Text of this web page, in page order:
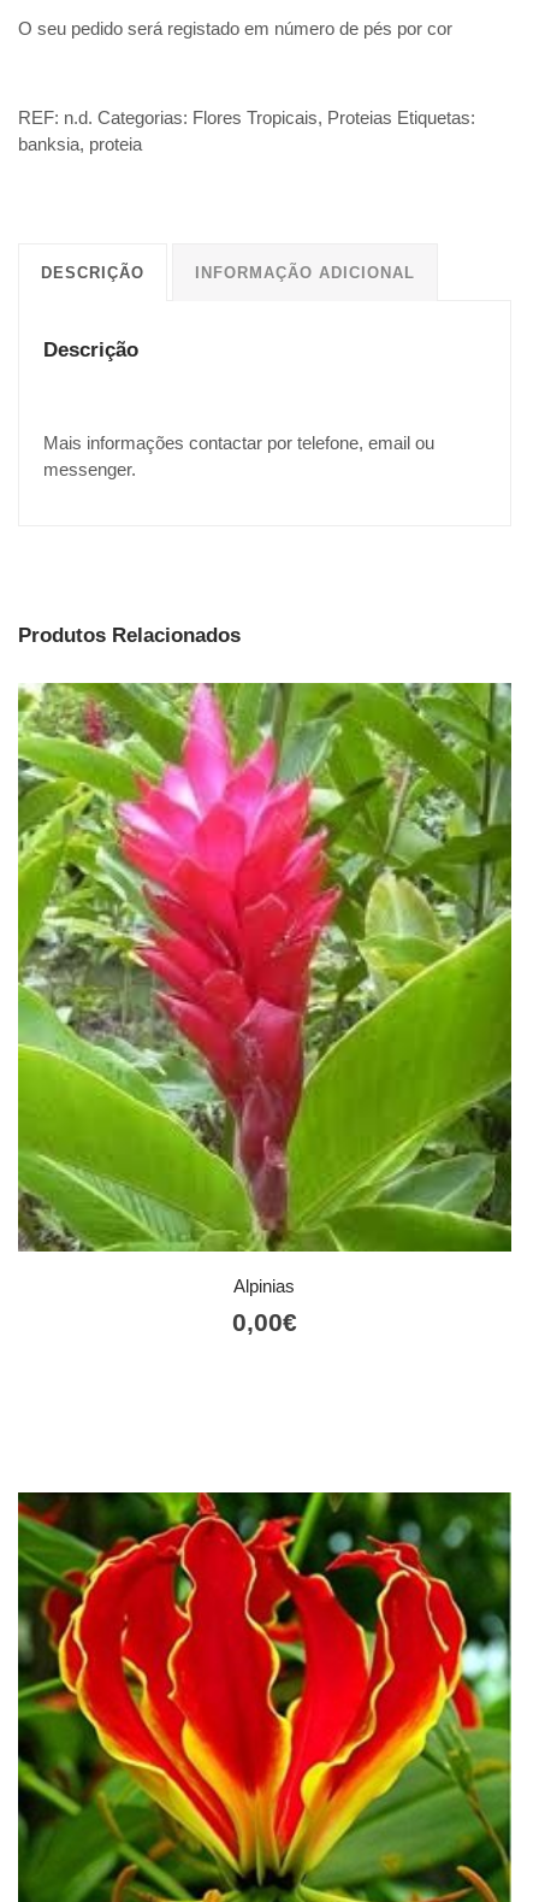
0,00€
through
O seu pedido será registado em número de pés por cor
REF: n.d. Categorias: Flores Tropicais, Proteias Etiquetas:
banksia, proteia
DESCRIÇÃO INFORMAÇÃO ADICIONAL
Descrição
Mais informações contactar por telefone, email ou
messenger.
Produtos Relacionados
Alpinias
0,00€